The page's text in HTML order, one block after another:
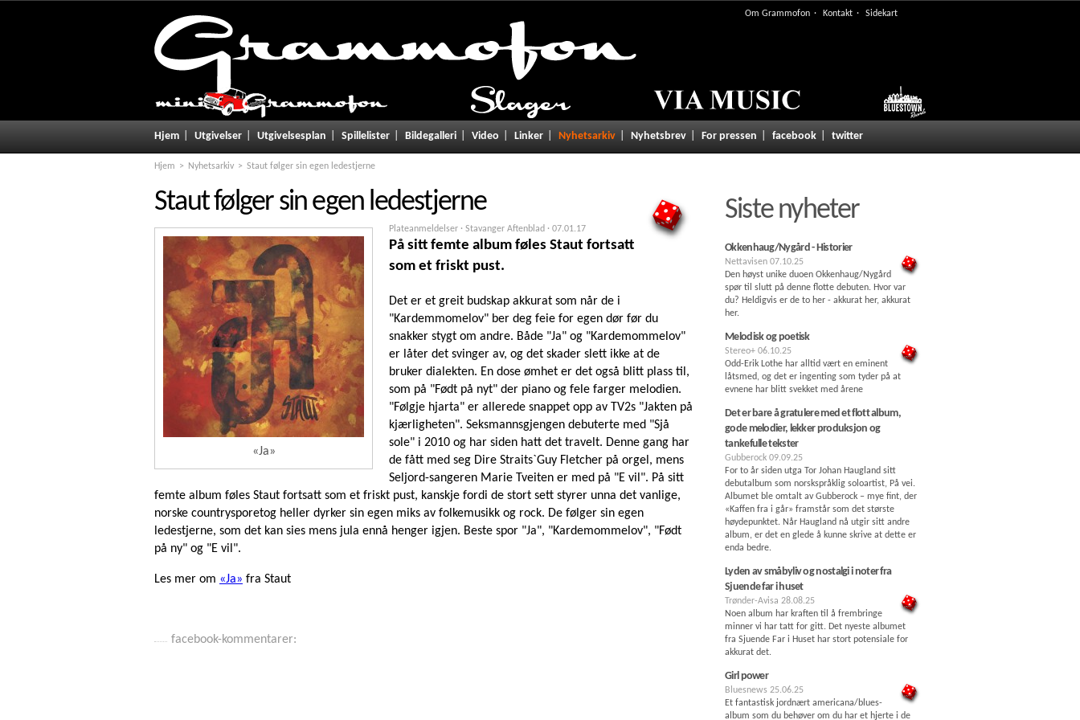
Om Grammofon Kontakt Sidekart
Hjem Utgivelser Utgivelsesplan Spillelister Bildegalleri Video Linker Nyhetsarkiv Nyhetsbrev For pressen facebook twitter
Hjem Nyhetsarkiv Staut følger sin egen ledestjerne
Staut følger sin egen ledestjerne
«Ja»
Plateanmeldelser · Stavanger Aftenblad · 07.01.17
På sitt femte album føles Staut fortsatt
som et friskt pust.
Det er et greit budskap akkurat som når de i
"Kardemmomelov" ber deg feie for egen dør før du
snakker stygt om andre. Både "Ja" og "Kardemommelov"
er låter det svinger av, og det skader slett ikke at de
bruker dialekten. En dose ømhet er det også blitt plass til,
som på "Født på nyt" der piano og fele farger melodien.
"Følgje hjarta" er allerede snappet opp av TV2s "Jakten på
kjærligheten". Seksmannsgjengen debuterte med "Sjå
sole" i 2010 og har siden hatt det travelt. Denne gang har
de fått med seg Dire Straits`Guy Fletcher på orgel, mens
Seljord-sangeren Marie Tveiten er med på "E vil". På sitt
femte album føles Staut fortsatt som et friskt pust, kanskje fordi de stort sett styrer unna det vanlige,
norske countrysporetog heller dyrker sin egen miks av folkemusikk og rock. De følger sin egen
ledestjerne, som det kan sies mens jula ennå henger igjen. Beste spor "Ja", "Kardemommelov", "Født
på ny" og "E vil".
Les mer om «Ja» fra Staut
Siste nyheter
Okkenhaug/Nygård - Historier
Nettavisen 07.10.25
Den høyst unike duoen Okkenhaug/Nygård
spør til slutt på denne flotte debuten. Hvor var
du? Heldigvis er de to her - akkurat her, akkurat
her.
Melodisk og poetisk
Stereo+ 06.10.25
Odd-Erik Lothe har alltid vært en eminent
låtsmed, og det er ingenting som tyder på at
evnene har blitt svekket med årene
Det er bare å gratulere med et flott album,
gode melodier, lekker produksjon og
tankefulle tekster
Gubberock 09.09.25
For to år siden utga Tor Johan Haugland sitt
debutalbum som norskspråklig soloartist, På vei.
Albumet ble omtalt av Gubberock – mye fint, der
«Kaffen fra i går» framstår som det største
høydepunktet. Når Haugland nå utgir sitt andre
album, er det en glede å kunne skrive at dette er
enda bedre.
Lyden av småbyliv og nostalgi i noter fra
Sjuende far i huset
Trønder-Avisa 28.08.25
Noen album har kraften til å frembringe
minner vi har tatt for gitt. Det nyeste albumet
fra Sjuende Far i Huset har stort potensiale for
akkurat det.
Girl power
Bluesnews 25.06.25
Et fantastisk jordnært americana/blues-
album som du behøver om du har et hjerte i de